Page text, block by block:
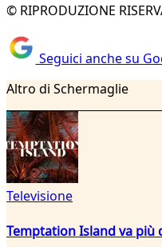
© RIPRODUZIONE
Seguici anche su
Altro di Schermaglie
Televisione
Temptation Island va